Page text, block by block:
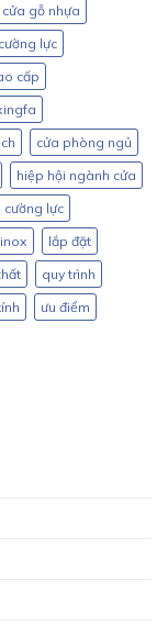
cửa gỗ nhựa
lực
cấp
cửa phòng ngủ
hiệp hội ngành cửa
cường lực
lắp đặt
quy trình
ưu điểm